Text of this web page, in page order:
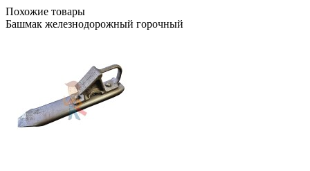
Похожие товары
Башмак железнодорожный горочный